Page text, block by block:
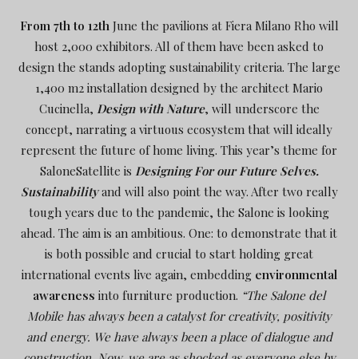
From 7th to 12th June the pavilions at Fiera Milano Rho will
host 2,000 exhibitors. All of them have been asked to
design the stands adopting sustainability criteria. The large
1,400 m2 installation designed by the architect Mario
Cucinella, Design with Nature, will underscore the
concept, narrating a virtuous ecosystem that will ideally
represent the future of home living. This year’s theme for
SaloneSatellite is Designing For our Future Selves.
Sustainabilityand will also point the way. After two really
tough years due to the pandemic, the Salone is looking
ahead. The aim is an ambitious. One: to demonstrate that it
is both possible and crucial to start holding great
international events live again, embedding environmental
awareness into furniture production. “The Salone del
Mobile has always been a catalyst for creativity, positivity
and energy. We have always been a place of dialogue and